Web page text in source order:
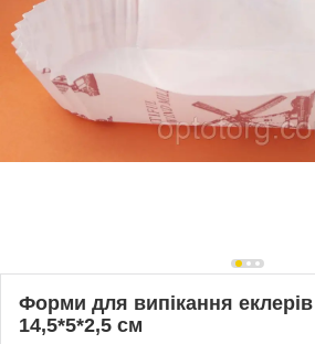
Форми для випікання еклерів
14,5*5*2,5 см